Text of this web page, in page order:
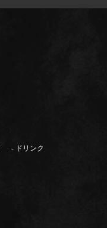
- ドリンク